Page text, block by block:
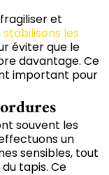
et
stabilisons les
éviter que le
davantage. Ce
important pour
souvent les
un
sensibles, tout
tapis. Ce